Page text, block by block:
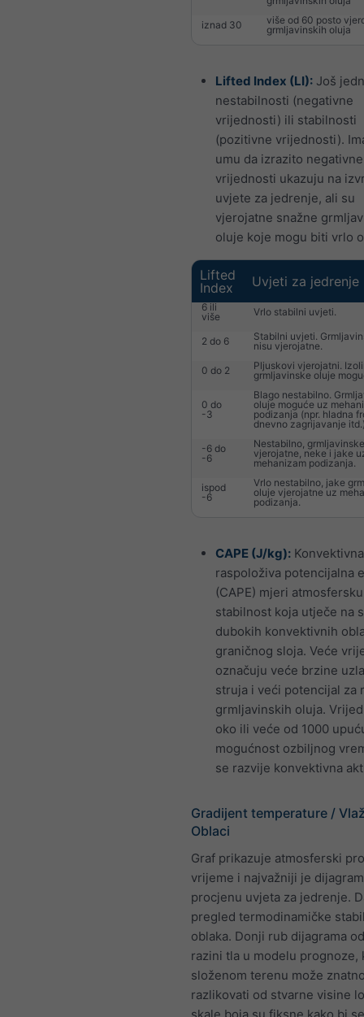
iznad 30
više od 60 posto
grmljavinskih oluja
Lifted Index (LI): Još
nestabilnosti (negativne
vrijednosti) ili stabilnosti
(pozitivne vrijednosti).
umu da izrazito negativne
vrijednosti ukazuju na
uvjete za jedrenje, ali su
vjerojatne snažne
oluje koje mogu biti vrlo
Lifted
Index
Uvjeti za jedrenje
6 ili
više
Vrlo stabilni uvjeti.
2 do 6
Stabilni uvjeti.
nisu vjerojatne.
0 do 2
Pljuskovi vjerojatni.
grmljavinske oluje
0 do
-3
Blago nestabilno.
oluje moguće uz
podizanja (npr. hladna
dnevno zagrijavanje
-6 do
-6
Nestabilno,
vjerojatne, neke i jake
mehanizam podizanja.
ispod
-6
Vrlo nestabilno, jake
oluje vjerojatne uz
podizanja.
CAPE (J/kg): Konvektivna
raspoloživa potencijalna
(CAPE) mjeri atmosfersku
stabilnost koja utječe na
dubokih konvektivnih
graničnog sloja. Veće
označuju veće brzine
struja i veći potencijal za
grmljavinskih oluja.
oko ili veće od 1000
mogućnost ozbiljnog
se razvije konvektivna
Gradijent temperature /
Oblaci
Graf prikazuje atmosferski
vrijeme i najvažniji je
procjenu uvjeta za jedrenje.
pregled termodinamičke
oblaka. Donji rub dijagrama
razini tla u modelu prognoze,
složenom terenu može
razlikovati od stvarne visine
skale boja su fiksne kako bi